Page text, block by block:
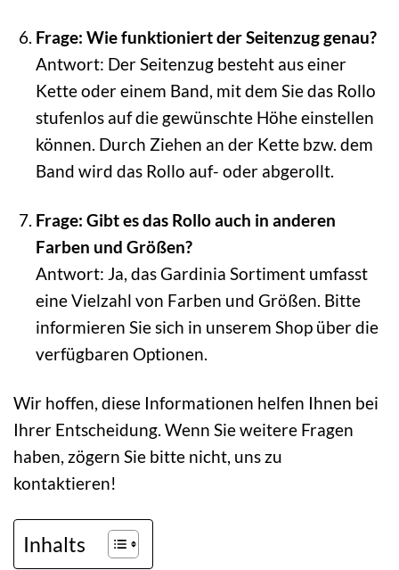
Frage: Wie funktioniert der Seitenzug genau?
Antwort: Der Seitenzug besteht aus einer
Kette oder einem Band, mit dem Sie das Rollo
stufenlos auf die gewünschte Höhe einstellen
können. Durch Ziehen an der Kette bzw. dem
Band wird das Rollo auf- oder abgerollt.
Frage: Gibt es das Rollo auch in anderen
Farben und Größen?
Antwort: Ja, das Gardinia Sortiment umfasst
eine Vielzahl von Farben und Größen. Bitte
informieren Sie sich in unserem Shop über die
verfügbaren Optionen.
Wir hoffen, diese Informationen helfen Ihnen bei
Ihrer Entscheidung. Wenn Sie weitere Fragen
haben, zögern Sie bitte nicht, uns zu
kontaktieren!
Inhalts